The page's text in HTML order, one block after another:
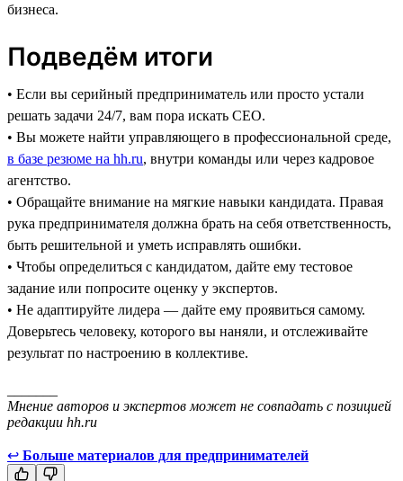
бизнеса.
Подведём итоги
• Если вы серийный предприниматель или просто устали
решать задачи 24/7, вам пора искать CEO.
• Вы можете найти управляющего в профессиональной среде,
в базе резюме на hh.ru, внутри команды или через кадровое
агентство.
• Обращайте внимание на мягкие навыки кандидата. Правая
рука предпринимателя должна брать на себя ответственность,
быть решительной и уметь исправлять ошибки.
• Чтобы определиться с кандидатом, дайте ему тестовое
задание или попросите оценку у экспертов.
• Не адаптируйте лидера — дайте ему проявиться самому.
Доверьтесь человеку, которого вы наняли, и отслеживайте
результат по настроению в коллективе.
Мнение авторов и экспертов может не совпадать с позицией
редакции hh.ru
↩ Больше материалов для предпринимателей